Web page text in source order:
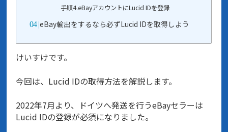
手順4.eBayアカウントにLucid IDを登録
eBay輸出をするなら必ずLucid IDを取得しよう
けいすけです。
今回は、Lucid IDの取得方法を解説します。
2022年7月より、ドイツへ発送を行うeBayセラーは
Lucid IDの登録が必須になりました。